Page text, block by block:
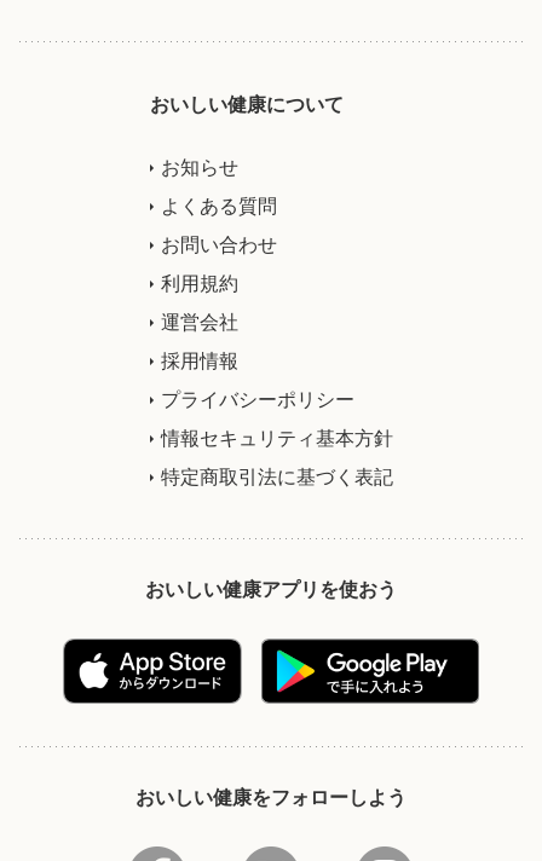
おいしい健康について
お知らせ
よくある質問
お問い合わせ
利用規約
運営会社
採用情報
プライバシーポリシー
情報セキュリティ基本方針
特定商取引法に基づく表記
おいしい健康アプリを使おう
おいしい健康をフォローしよう